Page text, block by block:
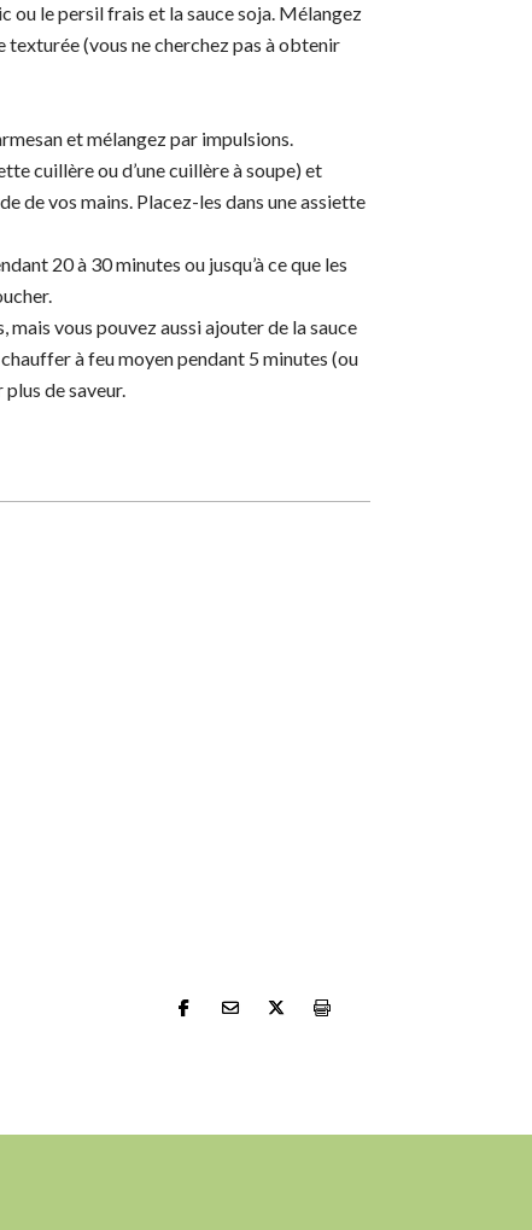
ou le persil frais et la sauce soja. Mélangez
texturée (vous ne cherchez pas à obtenir
et mélangez par impulsions.
cuillère ou d’une cuillère à soupe) et
de vos mains. Placez-les dans une assiette
20 à 30 minutes ou jusqu’à ce que les
vous pouvez aussi ajouter de la sauce
à feu moyen pendant 5 minutes (ou
plus de saveur.